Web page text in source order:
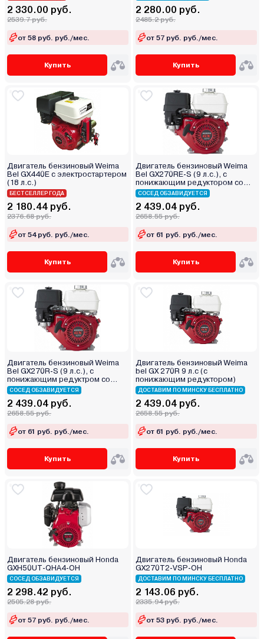
2 330.00 руб.
2539.7 руб.
от 58 руб. руб./мес.
Купить
2 280.00 руб.
2485.2 руб.
от 57 руб. руб./мес.
Купить
Двигатель бензиновый Weima
Bel GX440E с электростартером
(18 л.с.)
БЕСТСЕЛЛЕР ГОДА
2 180.44 руб.
2376.68 руб.
от 54 руб. руб./мес.
Купить
Двигатель бензиновый Weima
Bel GX270RE-S (9 л.с.), с
понижающим редуктором со
сцеплением и
электростартером
СОСЕД ОБЗАВИДУЕТСЯ
2 439.04 руб.
2658.55 руб.
от 61 руб. руб./мес.
Купить
Двигатель бензиновый Weima
Bel GX270R-S (9 л.с.), с
понижающим редуктром со
сцеплением
СОСЕД ОБЗАВИДУЕТСЯ
2 439.04 руб.
2658.55 руб.
от 61 руб. руб./мес.
Купить
Двигатель бензиновый Weima
bel GX 270R 9 л.с (с
понижающим редуктором)
ДОСТАВИМ ПО МИНСКУ БЕСПЛАТНО
2 439.04 руб.
2658.55 руб.
от 61 руб. руб./мес.
Купить
Двигатель бензиновый Honda
GXH50UT-QHA4-OH
СОСЕД ОБЗАВИДУЕТСЯ
2 298.42 руб.
2505.28 руб.
от 57 руб. руб./мес.
Двигатель бензиновый Honda
GX270T2-VSP-OH
ДОСТАВИМ ПО МИНСКУ БЕСПЛАТНО
2 143.06 руб.
2335.94 руб.
от 53 руб. руб./мес.